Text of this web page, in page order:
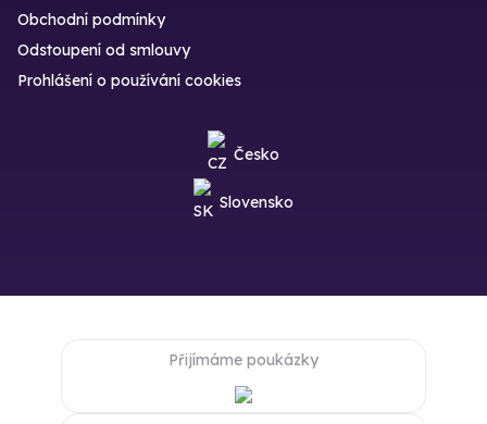
Obchodní podmínky
Odstoupení od smlouvy
Prohlášení o používání cookies
Česko
Slovensko
Přijímáme poukázky